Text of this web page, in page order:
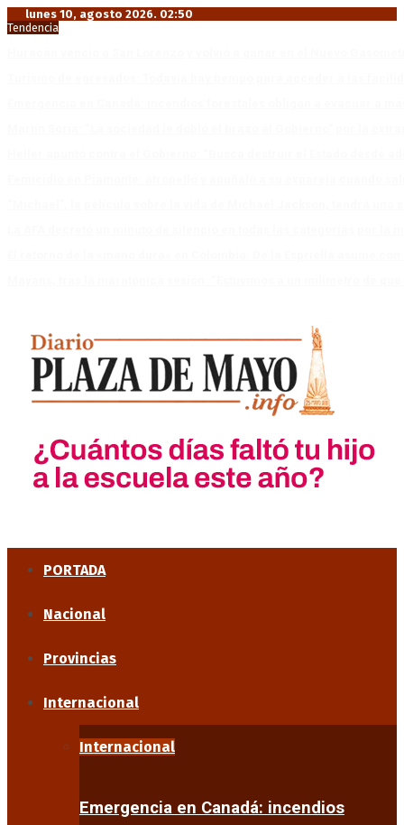
lunes 10, agosto 2026. 02:50
Tendencia
PORTADA
Nacional
Provincias
Internacional
Internacional
Emergencia en Canadá: incendios